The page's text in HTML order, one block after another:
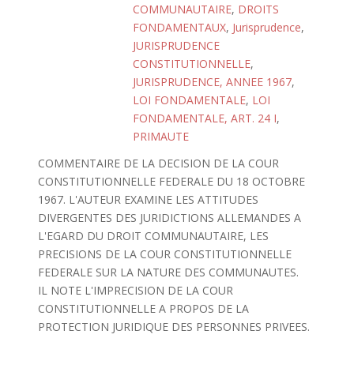
COMMUNAUTAIRE, DROITS
FONDAMENTAUX, Jurisprudence,
JURISPRUDENCE
CONSTITUTIONNELLE,
JURISPRUDENCE, ANNEE 1967,
LOI FONDAMENTALE, LOI
FONDAMENTALE, ART. 24 I,
PRIMAUTE
COMMENTAIRE DE LA DECISION DE LA COUR
CONSTITUTIONNELLE FEDERALE DU 18 OCTOBRE
1967. L'AUTEUR EXAMINE LES ATTITUDES
DIVERGENTES DES JURIDICTIONS ALLEMANDES A
L'EGARD DU DROIT COMMUNAUTAIRE, LES
PRECISIONS DE LA COUR CONSTITUTIONNELLE
FEDERALE SUR LA NATURE DES COMMUNAUTES.
IL NOTE L'IMPRECISION DE LA COUR
CONSTITUTIONNELLE A PROPOS DE LA
PROTECTION JURIDIQUE DES PERSONNES PRIVEES.